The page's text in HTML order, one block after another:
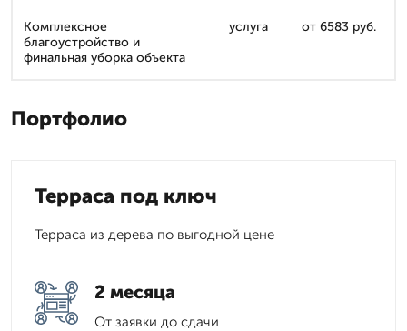
Комплексное
благоустройство и
финальная уборка объекта
услуга от 6583 руб.
Портфолио
Терраса под ключ
Терраса из дерева по выгодной цене
2 месяца
От заявки до сдачи